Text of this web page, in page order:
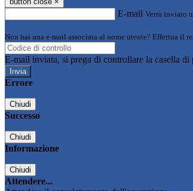
E-mail Verrà inviato
Non hai una e-mail associata al nome utente? Effettua il
E-mail inviata, si prega di controllare la casella di
Errore
Chiudi
Successo
Chiudi
Informazione
Chiudi
Attendere...